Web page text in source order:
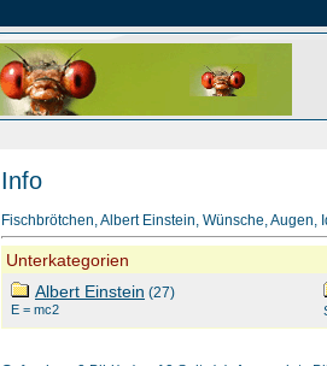
Info
Fischbrötchen, Albert Einstein, Wünsche,
Unterkategorien
Albert Einstein (27)
E = mc2